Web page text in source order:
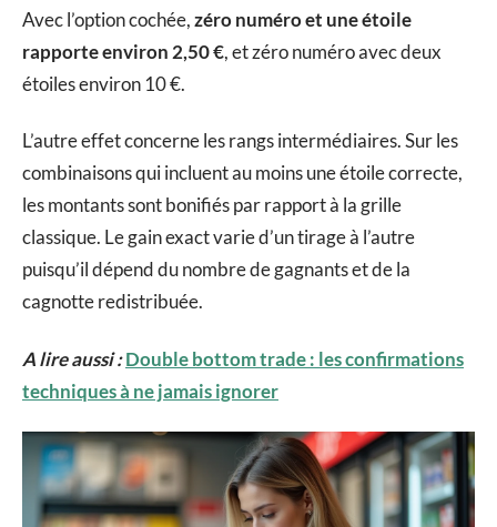
Avec l’option cochée,zéro numéro et une étoile
rapporte environ 2,50 €, et zéro numéro avec deux
étoiles environ 10 €.
L’autre effet concerne les rangs intermédiaires. Sur les
combinaisons qui incluent au moins une étoile correcte,
les montants sont bonifiés par rapport à la grille
classique. Le gain exact varie d’un tirage à l’autre
puisqu’il dépend du nombre de gagnants et de la
cagnotte redistribuée.
A lire aussi :Double bottom trade : les confirmations
techniques à ne jamais ignorer